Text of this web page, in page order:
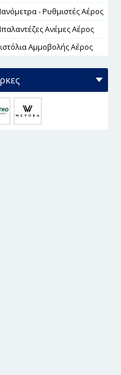
- Ρυθμιστές Αέρος
Ανέμες Αέρος
Αμμοβολής Αέρος
Πιστολιών Αέρος
Αέρος